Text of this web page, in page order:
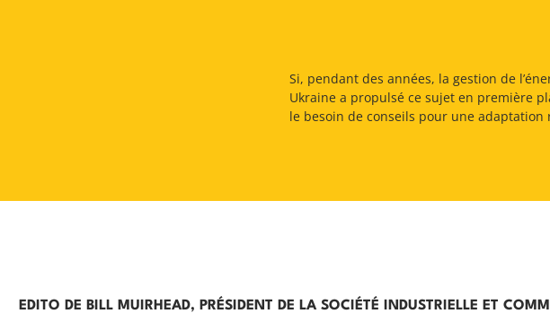
Si, pendant des années, la gestion de
Ukraine a propulsé ce sujet en première
le besoin de conseils pour une
EDITO DE BILL MUIRHEAD, PRÉSIDENT DE LA SOCIÉTÉ INDUSTRIELLE ET